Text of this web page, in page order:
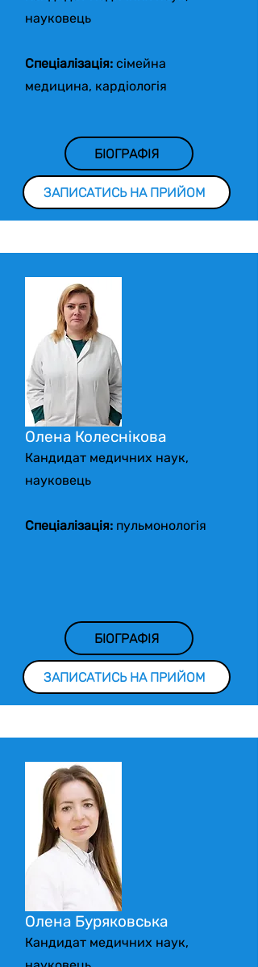
науковець
Спеціалізація: сімейна
медицина, кардіологія
БІОГРАФІЯ
ЗАПИСАТИСЬ НА ПРИЙОМ
Олена Колеснікова
Кандидат медичних наук,
науковець
Спеціалізація: пульмонологія
БІОГРАФІЯ
ЗАПИСАТИСЬ НА ПРИЙОМ
Олена Буряковська
Кандидат медичних наук,